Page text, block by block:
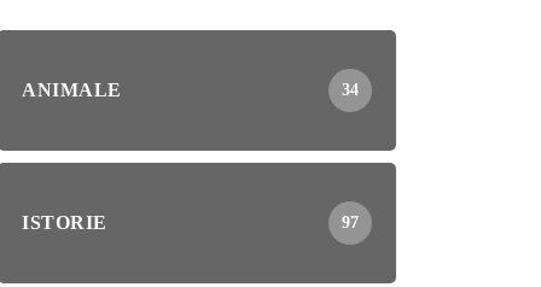
ANIMALE 34
ISTORIE 97